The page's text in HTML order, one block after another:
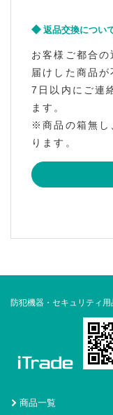
返品交換につい
お客様ご都合
届けした商品
7日以内にご連
ます。
※商品の箱無し
ります。
防犯機器・セキュリティ
商品一覧